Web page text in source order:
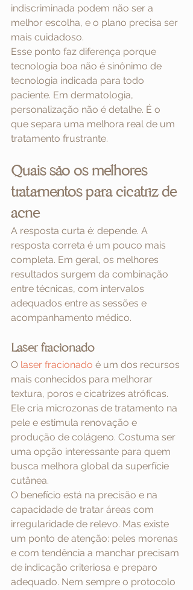
indiscriminada podem não ser a
melhor escolha, e o plano precisa ser
mais cuidadoso.
Esse ponto faz diferença porque
tecnologia boa não é sinônimo de
tecnologia indicada para todo
paciente. Em dermatologia,
personalização não é detalhe. É o
que separa uma melhora real de um
tratamento frustrante.
Quais são os melhores
tratamentos para cicatriz de
acne
A resposta curta é: depende. A
resposta correta é um pouco mais
completa. Em geral, os melhores
resultados surgem da combinação
entre técnicas, com intervalos
adequados entre as sessões e
acompanhamento médico.
Laser fracionado
O laser fracionado é um dos recursos
mais conhecidos para melhorar
textura, poros e cicatrizes atróficas.
Ele cria microzonas de tratamento na
pele e estimula renovação e
produção de colágeno. Costuma ser
uma opção interessante para quem
busca melhora global da superfície
cutânea.
O benefício está na precisão e na
capacidade de tratar áreas com
irregularidade de relevo. Mas existe
um ponto de atenção: peles morenas
e com tendência a manchar precisam
de indicação criteriosa e preparo
adequado. Nem sempre o protocolo